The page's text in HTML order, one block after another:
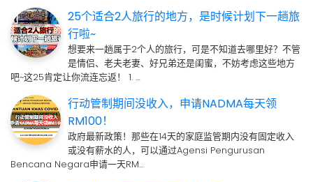
25个适合2人旅行的地方，是时候计划下一趟旅
行啦~
想要来一趟属于2个人的旅行，可是不知道去哪里好？不管
是情侣、老夫老妻、好兄弟还是闺蜜，不妨考虑这些地方
吧~这25肯定让你流连忘返！ 1. …
行动管制期间没收入，申请NADMA每天领
RM100！
政府最新政策！那些在14天的家庭监管期内没有固定收入
或没有薪水的人，可以通过Agensi Pengurusan
Bencana Negara申请一天RM…